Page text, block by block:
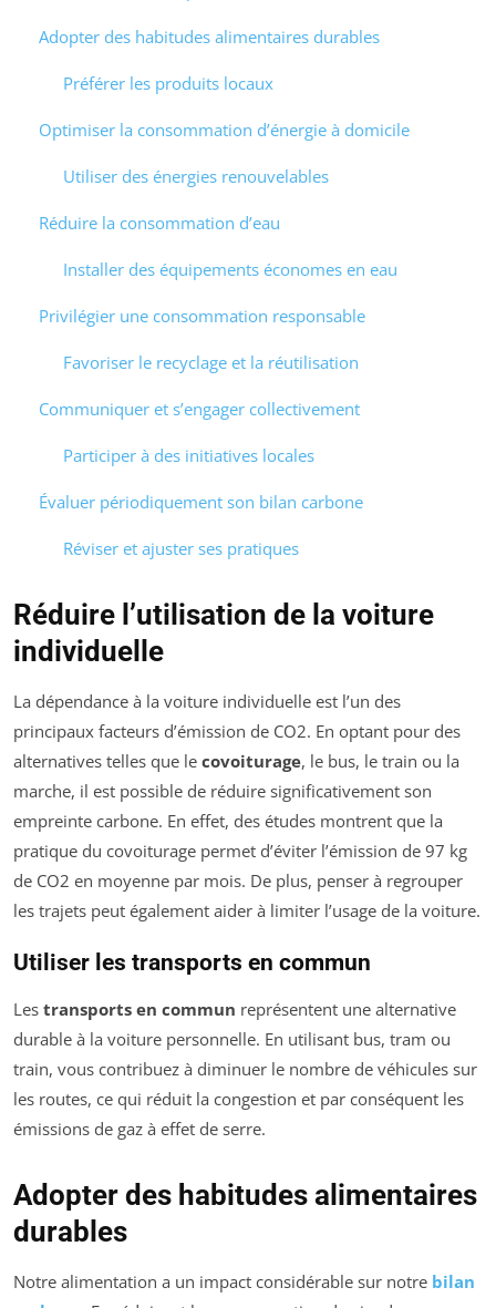
Adopter des habitudes alimentaires durables
Préférer les produits locaux
Optimiser la consommation d’énergie à domicile
Utiliser des énergies renouvelables
Réduire la consommation d’eau
Installer des équipements économes en eau
Privilégier une consommation responsable
Favoriser le recyclage et la réutilisation
Communiquer et s’engager collectivement
Participer à des initiatives locales
Évaluer périodiquement son bilan carbone
Réviser et ajuster ses pratiques
Réduire l’utilisation de la voiture
individuelle
La dépendance à la voiture individuelle est l’un des
principaux facteurs d’émission de CO2. En optant pour des
alternatives telles que le covoiturage, le bus, le train ou la
marche, il est possible de réduire significativement son
empreinte carbone. En effet, des études montrent que la
pratique du covoiturage permet d’éviter l’émission de 97 kg
de CO2 en moyenne par mois. De plus, penser à regrouper
les trajets peut également aider à limiter l’usage de la voiture.
Utiliser les transports en commun
Les transports en commun représentent une alternative
durable à la voiture personnelle. En utilisant bus, tram ou
train, vous contribuez à diminuer le nombre de véhicules sur
les routes, ce qui réduit la congestion et par conséquent les
émissions de gaz à effet de serre.
Adopter des habitudes alimentaires
durables
Notre alimentation a un impact considérable sur notre bilan